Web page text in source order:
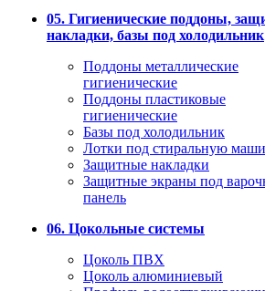
05. Гигиенические поддоны,
накладки, базы под холодильник
Поддоны металлические
гигиенические
Поддоны пластиковые
гигиенические
Базы под холодильник
Лотки под стиральную
Защитные накладки
Защитные экраны под
панель
06. Цокольные системы
Цоколь ПВХ
Цоколь алюминиевый